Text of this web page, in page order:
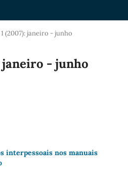
1 (2007): janeiro - junho
janeiro - junho
interpessoais nos manuais